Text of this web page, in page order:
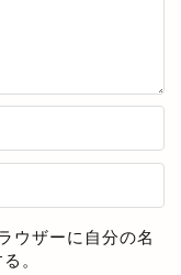
ウザーに自分の名
。